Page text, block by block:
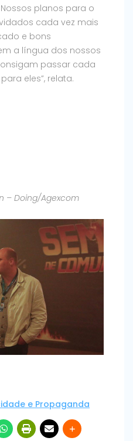
planos para o
cada vez mais
e bons
a língua dos nossos
passar cada
eles”, relata.
– Doing/Agexcom
e Propaganda